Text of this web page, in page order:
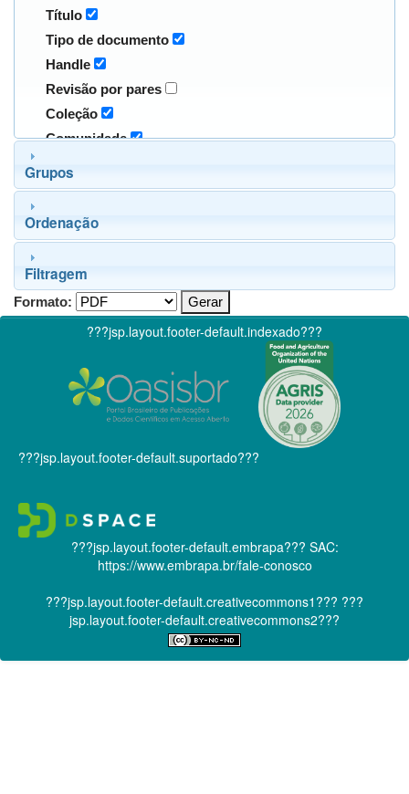
Título
Tipo de documento
Handle
Revisão por pares
Coleção
Comunidade
Grupos
Ordenação
Filtragem
Formato:
???jsp.layout.footer-default.indexado???
???jsp.layout.footer-default.suportado???
???jsp.layout.footer-default.embrapa??? SAC:
https://www.embrapa.br/fale-conosco
???jsp.layout.footer-default.creativecommons1??? ???
jsp.layout.footer-default.creativecommons2???